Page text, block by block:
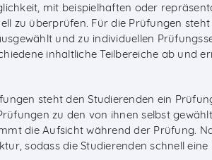
mit beispielhaften oder
zu überprüfen. Für die Prüfungen
und zu individuellen
inhaltliche Teilbereiche ab und
steht den Studierenden ein
zu den von ihnen selbst
die Aufsicht während der Prüfung.
sodass die Studierenden schnell